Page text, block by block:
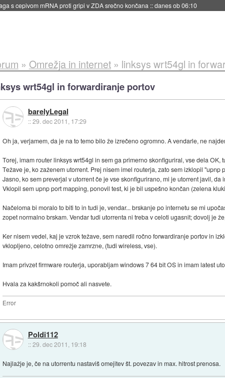
v vozilih začel predvajati reklame::danes ob 06:09
» Omrežja in internet» linksys wrt54gl in
wrt54gl in forwardiranje portov
barelyLegal
::29. dec 2011, 17:29
Oh ja, verjamem, da je na to temo bilo že izrečeno ogromno. A vendarle, ne
Torej, imam router linksys wrt54gl in sem ga primerno skonfiguriral, vse dela OK,
Težave je, ko zaženem utorrent. Prej nisem imel routerja, zato sem izklopil "upnp
Jasno, ko sem preverjal v utorrent če je vse skonfigurirano, mi je utorrent javil, da
Vklopil sem upnp port mapping, ponovil test, ki je bil uspešno končan (zelena
Načeloma bi moralo to biti to in tudi je, vendar... brskanje po internetu se mi
zopet normalno brskam. Vendar tudi utorrenta ni treba v celoti ugasnit; dovolj je
Ker nisem vedel, kaj je vzrok težave, sem naredil ročno forwardiranje portov in
vklopljeno, celotno omrežje zamrzne, (tudi wireless, vse).
Imam privzet firmware routerja, uporabljam windows 7 64 bit OS in imam latest
Hvala za kakšrnokoli pomoč ali nasvete.
Error
Poldi112
::29. dec 2011, 19:18
Najlažje je, če na utorrentu nastaviš omejitev št. povezav in max. hitrost prenosa.